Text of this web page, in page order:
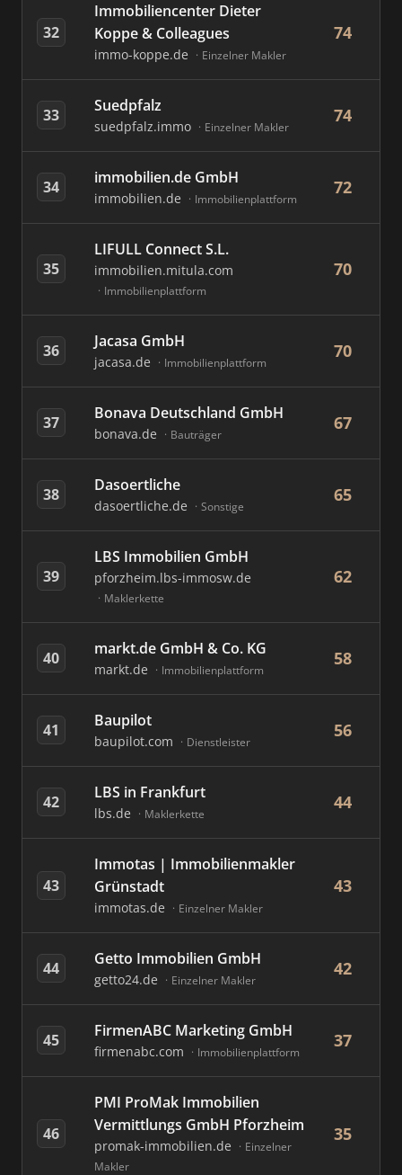
32
Immobiliencenter Dieter
Koppe & Colleagues
immo-koppe.de Einzelner Makler
74
33 Suedpfalz
suedpfalz.immo Einzelner Makler
74
34 immobilien.de GmbH
immobilien.de Immobilienplattform
72
35
LIFULL Connect S.L.
immobilien.mitula.com
Immobilienplattform
70
36 Jacasa GmbH
jacasa.de Immobilienplattform
70
37 Bonava Deutschland GmbH
bonava.de Bauträger
67
38 Dasoertliche
dasoertliche.de Sonstige
65
39
LBS Immobilien GmbH
pforzheim.lbs-immosw.de
Maklerkette
62
40 markt.de GmbH & Co. KG
markt.de Immobilienplattform
58
41 Baupilot
baupilot.com Dienstleister
56
42 LBS in Frankfurt
lbs.de Maklerkette
44
43
Immotas | Immobilienmakler
Grünstadt
immotas.de Einzelner Makler
43
44 Getto Immobilien GmbH
getto24.de Einzelner Makler
42
45 FirmenABC Marketing GmbH
firmenabc.com Immobilienplattform
37
46
PMI ProMak Immobilien
Vermittlungs GmbH Pforzheim
promak-immobilien.de
Einzelner
Makler
35